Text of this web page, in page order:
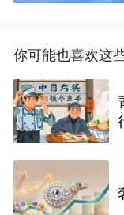
你可能也喜欢这